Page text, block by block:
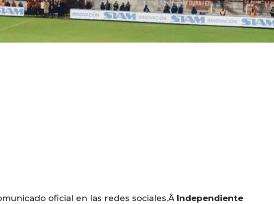
oficial en las redes sociales,Â Independiente